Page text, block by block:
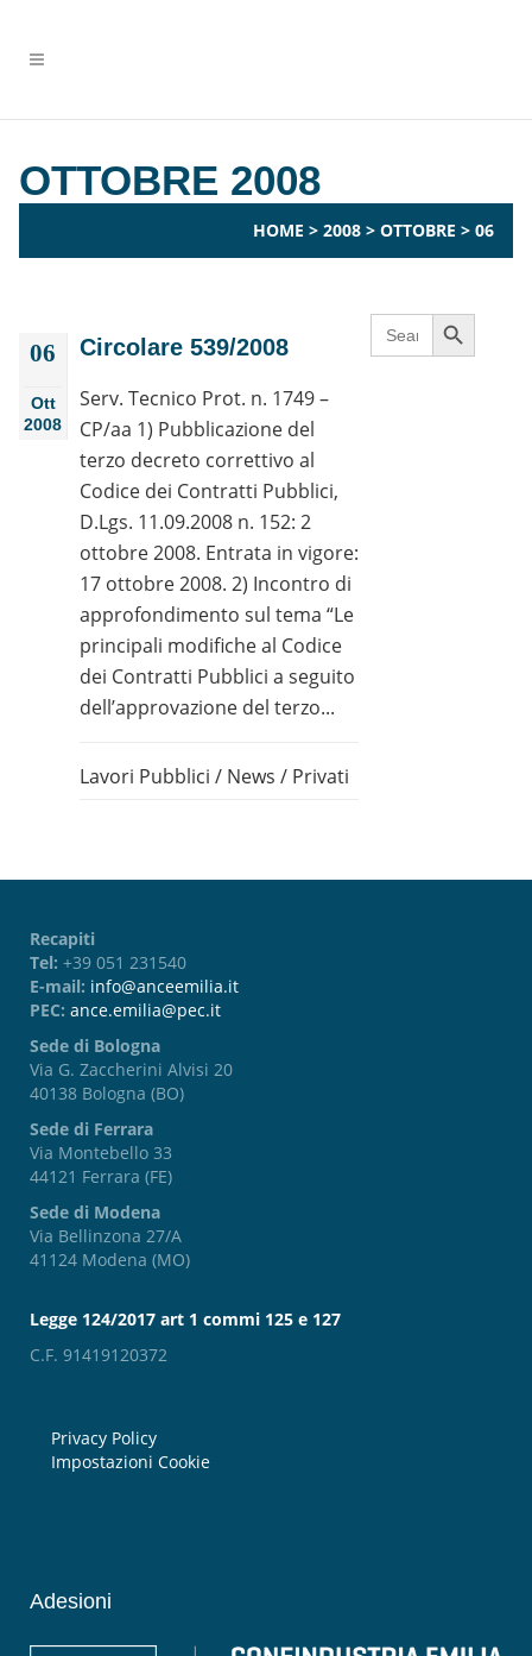
OTTOBRE 2008
HOME > 2008 > OTTOBRE > 06
06
Ott
2008
Circolare 539/2008
Serv. Tecnico Prot. n. 1749 –
CP/aa 1) Pubblicazione del
terzo decreto correttivo al
Codice dei Contratti Pubblici,
D.Lgs. 11.09.2008 n. 152: 2
ottobre 2008. Entrata in vigore:
17 ottobre 2008. 2) Incontro di
approfondimento sul tema “Le
principali modifiche al Codice
dei Contratti Pubblici a seguito
dell’approvazione del terzo...
Lavori Pubblici / News / Privati
Search
for:
Search Button
Recapiti
Tel: +39 051 231540
E-mail: info@anceemilia.it
PEC: ance.emilia@pec.it
Sede di Bologna
Via G. Zaccherini Alvisi 20
40138 Bologna (BO)
Sede di Ferrara
Via Montebello 33
44121 Ferrara (FE)
Sede di Modena
Via Bellinzona 27/A
41124 Modena (MO)
Legge 124/2017 art 1 commi 125 e 127
C.F. 91419120372
Privacy Policy
Impostazioni Cookie
Adesioni